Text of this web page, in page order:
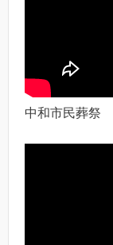
中和市民葬祭